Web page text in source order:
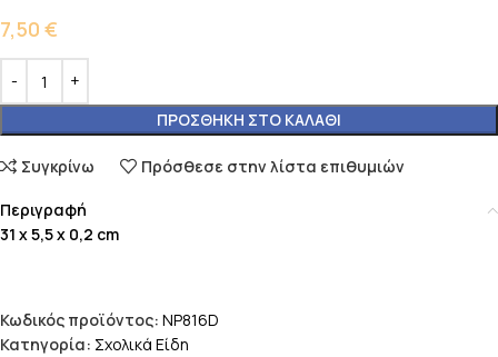
7,50 €
ΠΡΟΣΘΉΚΗ ΣΤΟ ΚΑΛΆΘΙ
Συγκρίνω Πρόσθεσε στην λίστα επιθυμιών
Περιγραφή
31 x 5,5 x 0,2 cm
Κωδικός προϊόντος: NP816D
Κατηγορία: Σχολικά Είδη